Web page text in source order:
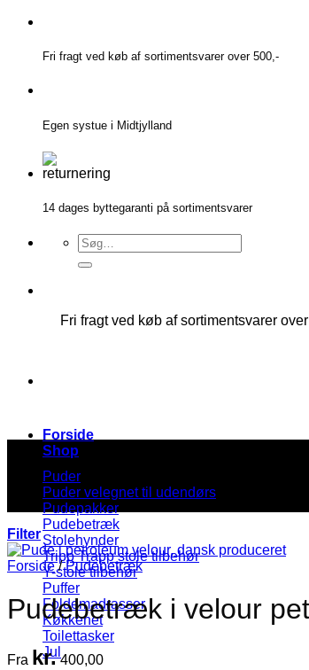
Fortsæt
indholdFri fragt ved køb af sortimentsvarer over 500,-
Egen systue i Midtjylland
14 dages byttegaranti på sortimentsvarer
Søg
efter:
Fri fragt ved køb af sortimentsvarer
Forside
Shop
Puder
Puder velegnet til udendørs
Pudepakker
Pudebetræk
Stolehynder
Tripp Trapp stole tilbehør
Y-stole tilbehør
Puffer
Foldemadrasser
Køkkenet
Toilettasker
Jul
Filter
Forside / Pudebetræk
Pudebetræk i velour
Fra kr.400,00